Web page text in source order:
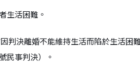
生活困難。
判決離婚不能維持生活而陷於生活困
民事判決）。